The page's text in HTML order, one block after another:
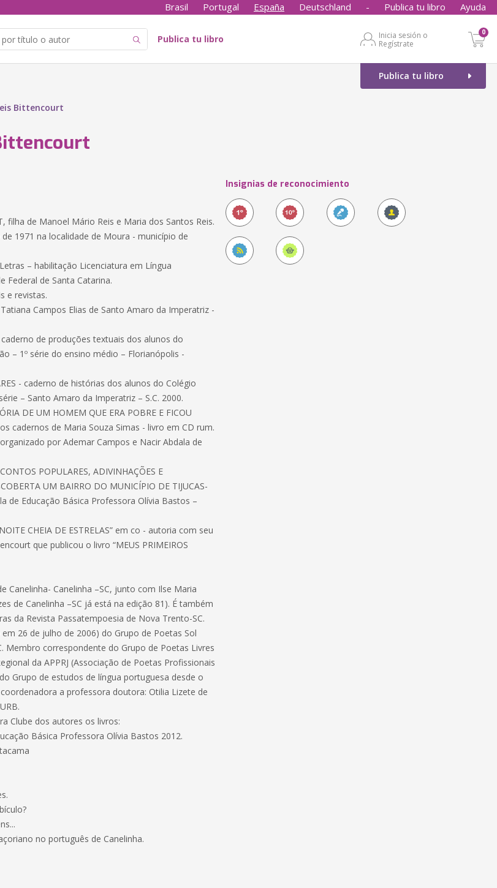
Brasil Portugal España Deutschland - Publica tu libro Ayuda
Publica tu libro
Inicia sesión o
Regístrate
0
Publica tu libro
Bittencourt
filha de Manoel Mário Reis e Maria dos Santos Reis.
1971 na localidade de Moura - município de
– habilitação Licenciatura em Língua
Federal de Santa Catarina.
e revistas.
Campos Elias de Santo Amaro da Imperatriz -
caderno de produções textuais dos alunos do
– 1º série do ensino médio – Florianópolis -
- caderno de histórias dos alunos do Colégio
– Santo Amaro da Imperatriz – S.C. 2000.
DE UM HOMEM QUE ERA POBRE E FICOU
cadernos de Maria Souza Simas - livro em CD rum.
por Ademar Campos e Nacir Abdala de
POPULARES, ADIVINHAÇÕES E
UM BAIRRO DO MUNICÍPIO DE TIJUCAS-
de Educação Básica Professora Olívia Bastos –
CHEIA DE ESTRELAS” em co - autoria com seu
que publicou o livro “MEUS PRIMEIROS
Canelinha- Canelinha –SC, junto com Ilse Maria
de Canelinha –SC já está na edição 81). É também
da Revista Passatempoesia de Nova Trento-SC.
26 de julho de 2006) do Grupo de Poetas Sol
Membro correspondente do Grupo de Poetas Livres
da APPRJ (Associação de Poetas Profissionais
Grupo de estudos de língua portuguesa desde o
a professora doutora: Otilia Lizete de
Clube dos autores os livros:
Básica Professora Olívia Bastos 2012.
no português de Canelinha.
Insignias de reconocimiento